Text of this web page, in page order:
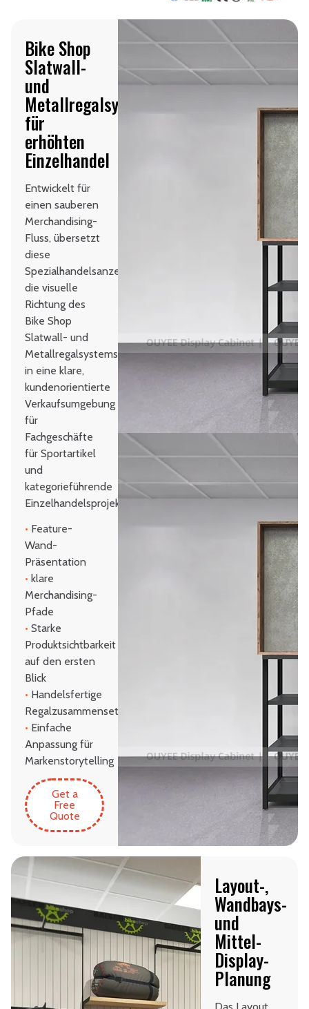
Bike Shop
Slatwall-
und
Metallregalsystem
für
erhöhten
Einzelhandel
Entwickelt für
einen sauberen
Merchandising-
Fluss, übersetzt
diese
Spezialhandelsanzeige
die visuelle
Richtung des
Bike Shop
Slatwall- und
Metallregalsystems
in eine klare,
kundenorientierte
Verkaufsumgebung
für
Fachgeschäfte
für Sportartikel
und
kategorieführende
Einzelhandelsprojekte.
• Feature-
Wand-
Präsentation
• klare
Merchandising-
Pfade
• Starke
Produktsichtbarkeit
auf den ersten
Blick
• Handelsfertige
Regalzusammensetzung
• Einfache
Anpassung für
Markenstorytelling
Get a
Free
Quote
Layout-,
Wandbays-
und
Mittel-
Display-
Planung